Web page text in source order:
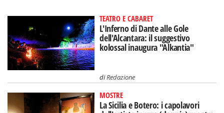
TEATRO E CABARET
L'Inferno di Dante alle Gole
dell'Alcantara: il suggestivo
kolossal inaugura "Alkantia"
diRedazione
MOSTRE
La Sicilia e Botero: i capolavori